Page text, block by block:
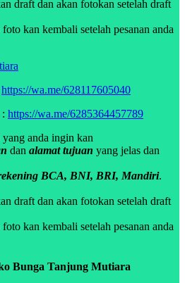
draft dan akan fotokan setelah draft
kan kembali setelah pesanan anda
https://wa.me/628117605040
https://wa.me/6285364457789
anda ingin kan
dan alamat tujuan yang jelas dan
BCA, BNI, BRI, Mandiri.
draft dan akan fotokan setelah draft
kan kembali setelah pesanan anda
Bunga Tanjung Mutiara